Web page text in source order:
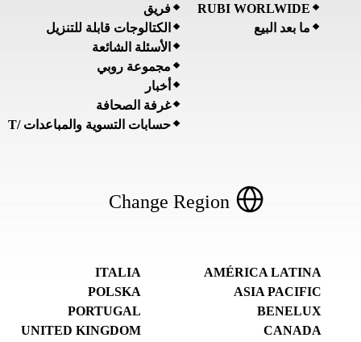
RUBI WORLWIDE
ما بعد البيع
فريق
الكتالوجات قابلة للتنزيل
الأسئلة الشائعة
مجموعة روبي
أخبار
غرفة الصحافة
حسابات التسوية والمباعدات /T
Change Region
AMÉRICA LATINA
ASIA PACIFIC
BENELUX
CANADA
ITALIA
POLSKA
PORTUGAL
UNITED KINGDOM